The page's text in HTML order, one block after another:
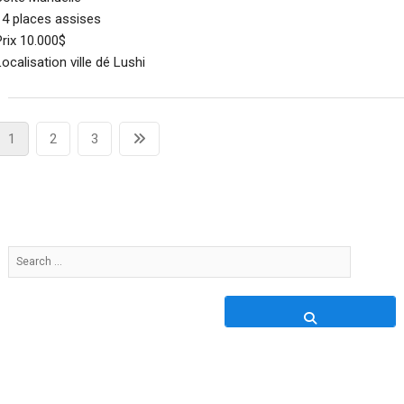
places assises
10.000$
ville dé Lushi
Page
1 Page
2 Page
3
Next
page
Search
…